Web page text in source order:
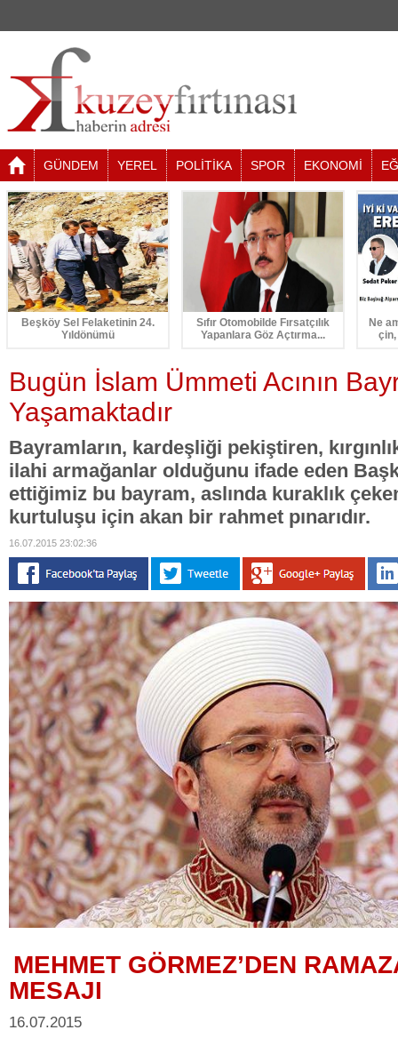
GÜNDEM YEREL POLİTİKA SPOR EKONOMİ
Beşköy Sel Felaketinin 24.
Yıldönümü
Sıfır Otomobilde Fırsatçılık
Yapanlara Göz Açtırma...
Ne
Bugün İslam Ümmeti Acının
Yaşamaktadır
Bayramların, kardeşliği pekiştiren,
ilahi armağanlar olduğunu ifade eden
ettiğimiz bu bayram, aslında kuraklık
kurtuluşu için akan bir rahmet pınarıdır.
16.07.2015 23:02:36
MEHMET GÖRMEZ’DEN
MESAJI
16.07.2015